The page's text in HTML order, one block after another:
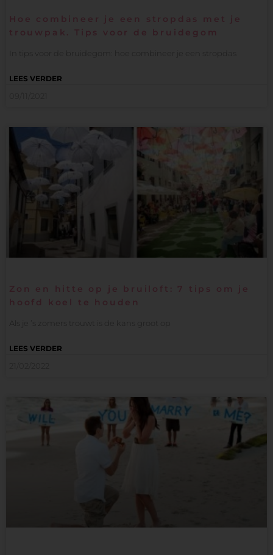
Hoe combineer je een stropdas met je
trouwpak. Tips voor de bruidegom
In tips voor de bruidegom: hoe combineer je een stropdas
LEES VERDER
Zon en hitte op je bruiloft: 7 tips om je
hoofd koel te houden
Als je ’s zomers trouwt is de kans groot op
LEES VERDER